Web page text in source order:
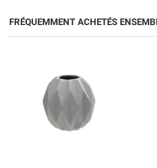
FRÉQUEMMENT ACHETÉS